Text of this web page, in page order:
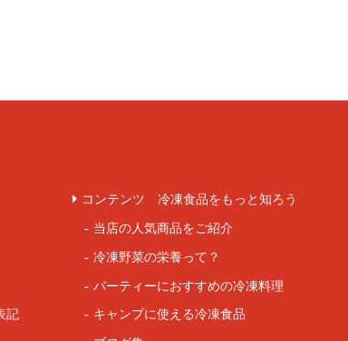
記
コンテンツ 冷凍食品をもっと知ろう
当店の人気商品をご紹介
冷凍野菜の栄養って？
パーティーにおすすめの冷凍料理
キャンプに使える冷凍食品